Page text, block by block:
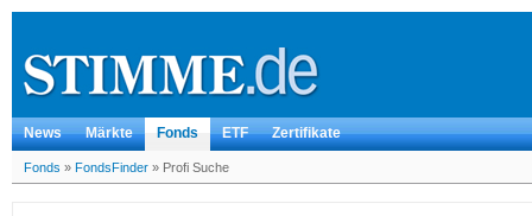
News Märkte Fonds ETF Zertifikate
Fonds » FondsFinder » Profi Suche